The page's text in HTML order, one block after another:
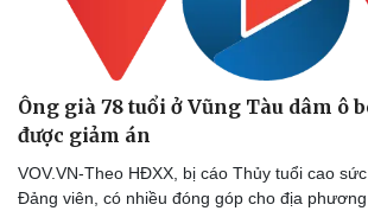
Ông già 78 tuổi ở Vũng Tàu dâm ô
được giảm án
VOV.VN-Theo HĐXX, bị cáo Thủy tuổi cao
Đảng viên, có nhiều đóng góp cho địa